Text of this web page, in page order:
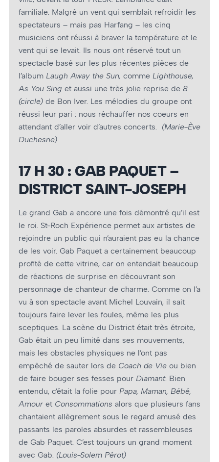
familiale. Malgré un vent qui semblait refroidir les
spectateurs – mais pas Harfang – les cinq
musiciens ont réussi à braver la température et le
vent qui se levait. Ils nous ont réservé tout un
spectacle basé sur les plus récentes pièces de
l’album Laugh Away the Sun, comme Lighthouse,
As You Sing et aussi une très jolie reprise de 8
(circle) de Bon Iver. Les mélodies du groupe ont
réussi leur pari : nous réchauffer nos coeurs en
attendant d’aller voir d’autres concerts. (Marie-Ève
Duchesne)
17 H 30 : GAB PAQUET –
DISTRICT SAINT-JOSEPH
Le grand Gab a encore une fois démontré qu’il est
le roi. St-Roch Expérience permet aux artistes de
rejoindre un public qui n’auraient pas eu la chance
de les voir. Gab Paquet a certainement beaucoup
profité de cette vitrine, car on entendait beaucoup
de réactions de surprise en découvrant son
personnage de chanteur de charme. Comme on l’a
vu à son spectacle avant Michel Louvain, il sait
toujours faire lever les foules, même les plus
sceptiques. La scène du District était très étroite,
Gab était un peu limité dans ses mouvements,
mais les obstacles physiques ne l’ont pas
empêché de sauter lors de Coach de Vie ou bien
de faire bouger ses fesses pour Diamant. Bien
entendu, c’était la folie pour Papa, Maman, Bébé,
Amour et Consommations alors que plusieurs fans
chantaient allègrement sous le regard amusé des
passants les paroles absurdes et rassembleuses
de Gab Paquet. C’est toujours un grand moment
avec Gab. (Louis-Solem Pérot)